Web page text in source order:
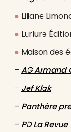
● Liliane
● Lurlure
● Maison des
– AG Armand
– Jef Klak
– Panthère
– PD La Revue